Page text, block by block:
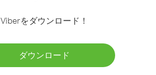
Viberをダウンロード！
ダウンロード